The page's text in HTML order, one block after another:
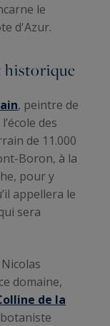
le
d'Azur.
historique
, peintre de
des
de 11.000
Boron, à la
pour y
appellera le
sera
domaine,
de la